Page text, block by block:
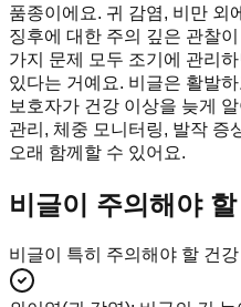
품종이에요. 귀 감염, 비만 외
징후에 대한 주의 깊은 관찰
가지 문제 모두 조기에 관리
있다는 거예요. 비글은 활발
보호자가 건강 이상을 늦게
관리, 체중 모니터링, 발작 증
오래 함께할 수 있어요.
비글이 주의해야
비글이 특히 주의해야 할 건